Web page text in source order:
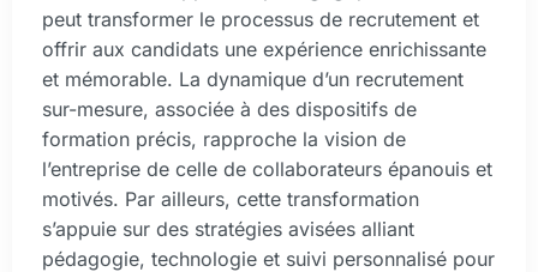
peut transformer le processus de recrutement et
offrir aux candidats une expérience enrichissante
et mémorable. La dynamique d’un recrutement
sur-mesure, associée à des dispositifs de
formation précis, rapproche la vision de
l’entreprise de celle de collaborateurs épanouis et
motivés. Par ailleurs, cette transformation
s’appuie sur des stratégies avisées alliant
pédagogie, technologie et suivi personnalisé pour